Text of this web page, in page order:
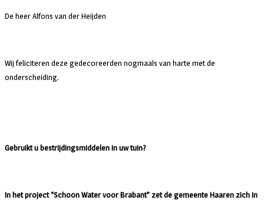
De heer Alfons van der Heijden
Wij feliciteren deze gedecoreerden nogmaals van harte met de
onderscheiding.
Gebruikt u bestrijdingsmiddelen in uw tuin?
In het project “Schoon Water voor Brabant” zet de gemeente Haaren zich in